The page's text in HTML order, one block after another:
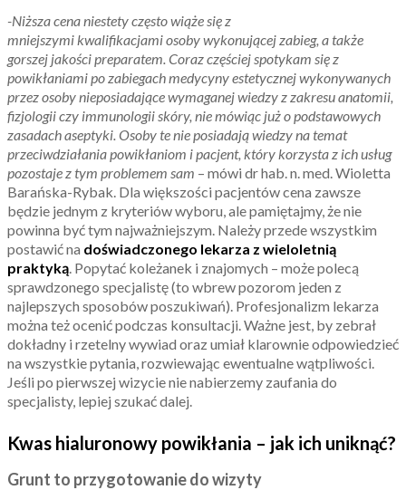
-Niższa cena niestety często wiąże się z
mniejszymikwalifikacjami osoby wykonującej zabieg, a także
gorszej jakości preparatem. Coraz częściej spotykam się z
powikłaniami po zabiegach medycyny estetycznej wykonywanych
przez osoby nieposiadające wymaganej wiedzy z zakresu anatomii,
fizjologii czy immunologii skóry, nie mówiąc już o podstawowych
zasadach aseptyki. Osoby te nie posiadają wiedzy na temat
przeciwdziałania powikłaniom i pacjent, który korzysta z ich usług
pozostaje z tym problemem sam – mówi dr hab. n. med. Wioletta
Barańska-Rybak. Dla większości pacjentów cena zawsze
będzie jednym z kryteriów wyboru, ale pamiętajmy, że nie
powinna być tym najważniejszym. Należy przede wszystkim
postawić na doświadczonego lekarza z wieloletnią
praktyką. Popytać koleżanek i znajomych – może polecą
sprawdzonego specjalistę (to wbrew pozorom jeden z
najlepszych sposobów poszukiwań). Profesjonalizm lekarza
można też ocenić podczas konsultacji. Ważne jest, by zebrał
dokładny i rzetelny wywiad oraz umiał klarownie odpowiedzieć
na wszystkie pytania, rozwiewając ewentualne wątpliwości.
Jeśli po pierwszej wizycie nie nabierzemy zaufania do
specjalisty, lepiej szukać dalej.
Kwas hialuronowy powikłania – jak ich uniknąć?
Grunt to przygotowanie do wizyty